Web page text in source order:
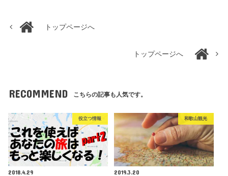
トップページへ
トップページへ
RECOMMEND こちらの記事も人気です。
役立つ情報
2018.4.29
和歌山観光
2019.3.20